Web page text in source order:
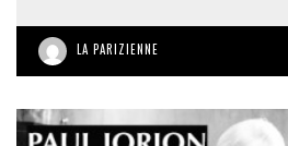
LA PARIZIENNE